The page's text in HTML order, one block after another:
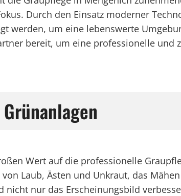
Durch den Einsatz moderner
werden, um eine lebenswerte
bereit, um eine professionelle und
Wert auf die professionelle
Laub, Ästen und Unkraut, das
nicht nur das Erscheinungsbild